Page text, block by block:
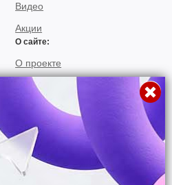
Видео
Акции
О сайте:
О проекте
Для авторов
Договор пользования
Использование материалов
Подписка